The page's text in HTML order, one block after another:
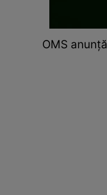
OMS